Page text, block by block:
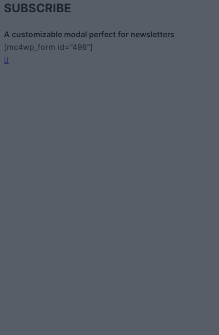
SUBSCRIBE
A customizable modal perfect for newsletters
[mc4wp_form id="496"]